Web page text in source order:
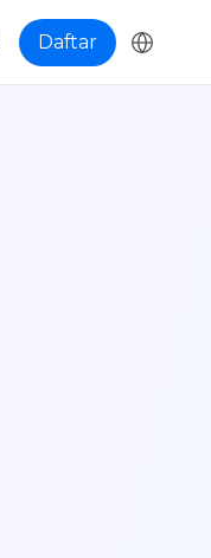
Daftar